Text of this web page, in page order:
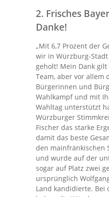
2. Frisches
Danke!
„Mit 6,7 Prozent der
wir in Würzburg-
geholt! Mein Dank
Team, aber vor allem
Bürgerinnen und
Wahlkampf und mit
Wahltag unterstützt
Würzburger
Fischer das starke
damit das beste
den mainfränkischen
und wurde auf der
sogar auf Platz zwei
ursprünglich
Land kandidierte. Bei